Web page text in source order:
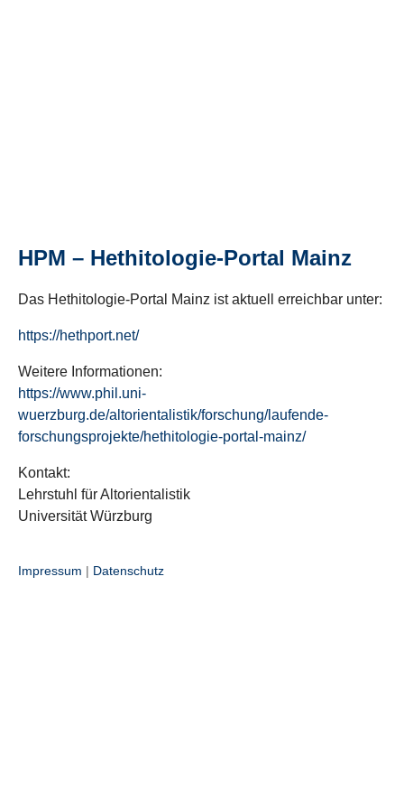
HPM – Hethitologie-Portal Mainz
Das Hethitologie-Portal Mainz ist aktuell erreichbar unter:
https://hethport.net/
Weitere Informationen:
https://www.phil.uni-
wuerzburg.de/altorientalistik/forschung/laufende-
forschungsprojekte/hethitologie-portal-mainz/
Kontakt:
Lehrstuhl für Altorientalistik
Universität Würzburg
Impressum | Datenschutz